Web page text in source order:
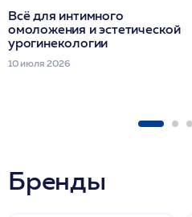
Всё для интимного
омоложения и эстетической
урогинекологии
10 июля 2026
Бренды